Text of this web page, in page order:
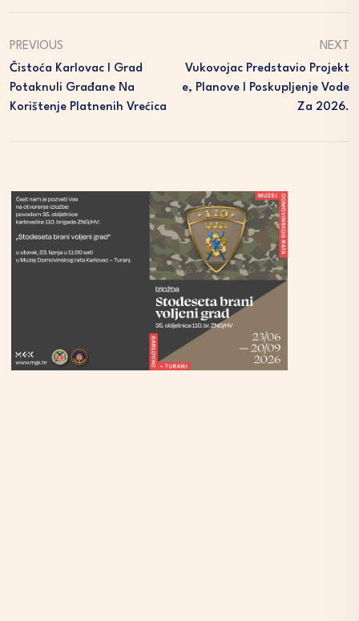
PREVIOUS
Čistoća Karlovac I Grad
Potaknuli Građane Na
Korištenje Platnenih Vrećica
NEXT
Vukovojac Predstavio Projekt
E, Planove I Poskupljenje Vode
Za 2026.